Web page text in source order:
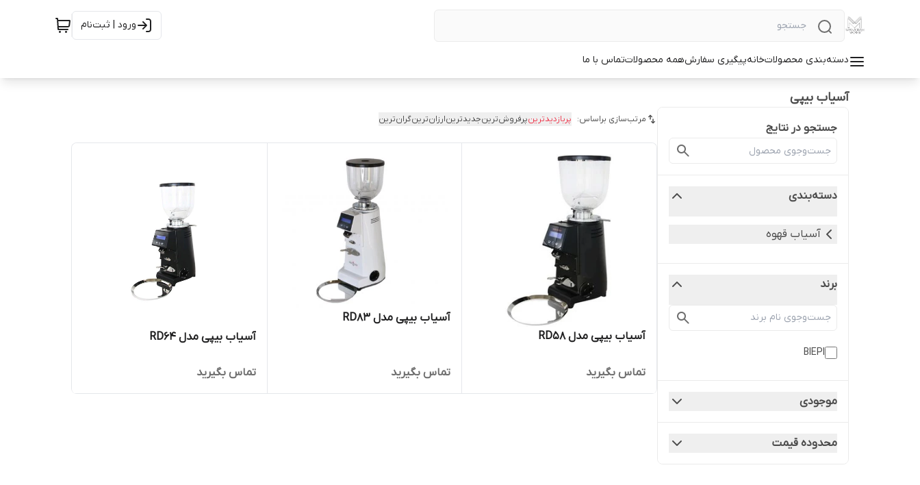
ورود | ثبت‌نام
دسته‌بندی محصولاتخانهپیگیری سفارشهمه محصولاتتماس با ما
آسیاب بیپی
جستجو در نتایج
دسته‌بندی
آسیاب قهوه
برند
BIEPI
موجودی
محدوده قیمت
مرتب‌سازی براساس: پربازدیدترینپرفروش‌ترینجدیدترینارزان‌ترینگران‌ترین
آسیاب بیپی مدل RD58
تماس بگیرید
آسیاب بیپی مدل RD83
تماس بگیرید
آسیاب بیپی مدل RD64
تماس بگیرید